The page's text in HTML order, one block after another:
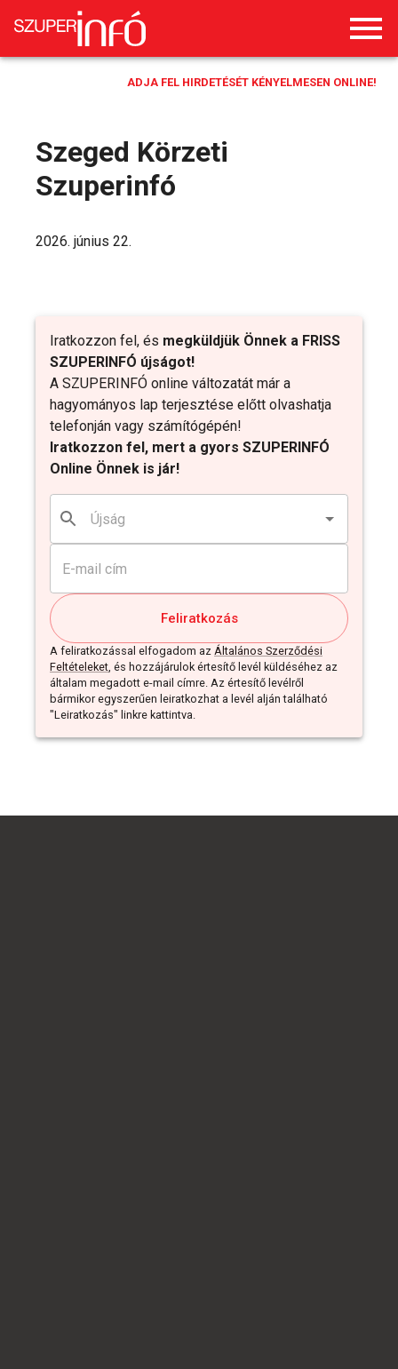
ADJA FEL HIRDETÉSÉT KÉNYELMESEN ONLINE!
Szeged Körzeti
Szuperinfó
Iratkozzon fel, és megküldjük Önnek a FRISS
SZUPERINFÓ újságot!
A SZUPERINFÓ online változatát már a
hagyományos lap terjesztése előtt olvashatja
telefonján vagy számítógépén!
Iratkozzon fel, mert a gyors SZUPERINFÓ
Online Önnek is jár!
Feliratkozás
A feliratkozással elfogadom az Általános Szerződési
Feltételeket, és hozzájárulok értesítő levél küldéséhez az
általam megadott e-mail címre. Az értesítő levélről
bármikor egyszerűen leiratkozhat a levél alján található
"Leiratkozás" linkre kattintva.
2026. június 22.